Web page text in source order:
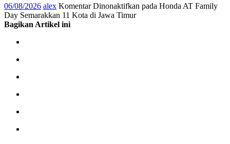
06/08/2026 alex Komentar Dinonaktifkan pada Honda AT Family
Day Semarakkan 11 Kota di Jawa Timur
Bagikan Artikel ini